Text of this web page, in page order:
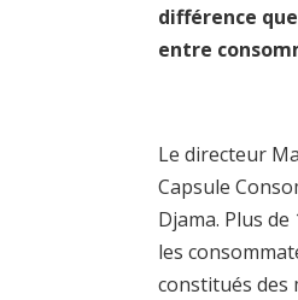
différence
entre
Le directeur
Capsule
Djama. Plus
les
constitués des